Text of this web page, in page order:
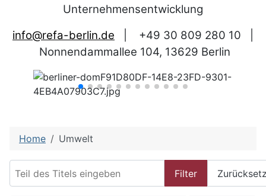
Unternehmensentwicklung
info@refa-berlin.de
+49 30 809 280 10
Nonnendammallee 104, 13629 Berlin
Home Umwelt
Filter